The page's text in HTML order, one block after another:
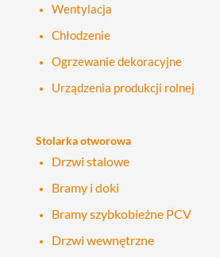
Wentylacja
Chłodzenie
Ogrzewanie dekoracyjne
Urządzenia produkcji rolnej
Stolarka otworowa
Drzwi stalowe
Bramy i doki
Bramy szybkobieżne PCV
Drzwi wewnętrzne